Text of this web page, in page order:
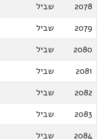
2078 שביל
2079
שביל
2080
שביל
2081
שביל
2082
שביל
2083
שביל
2084
שביל